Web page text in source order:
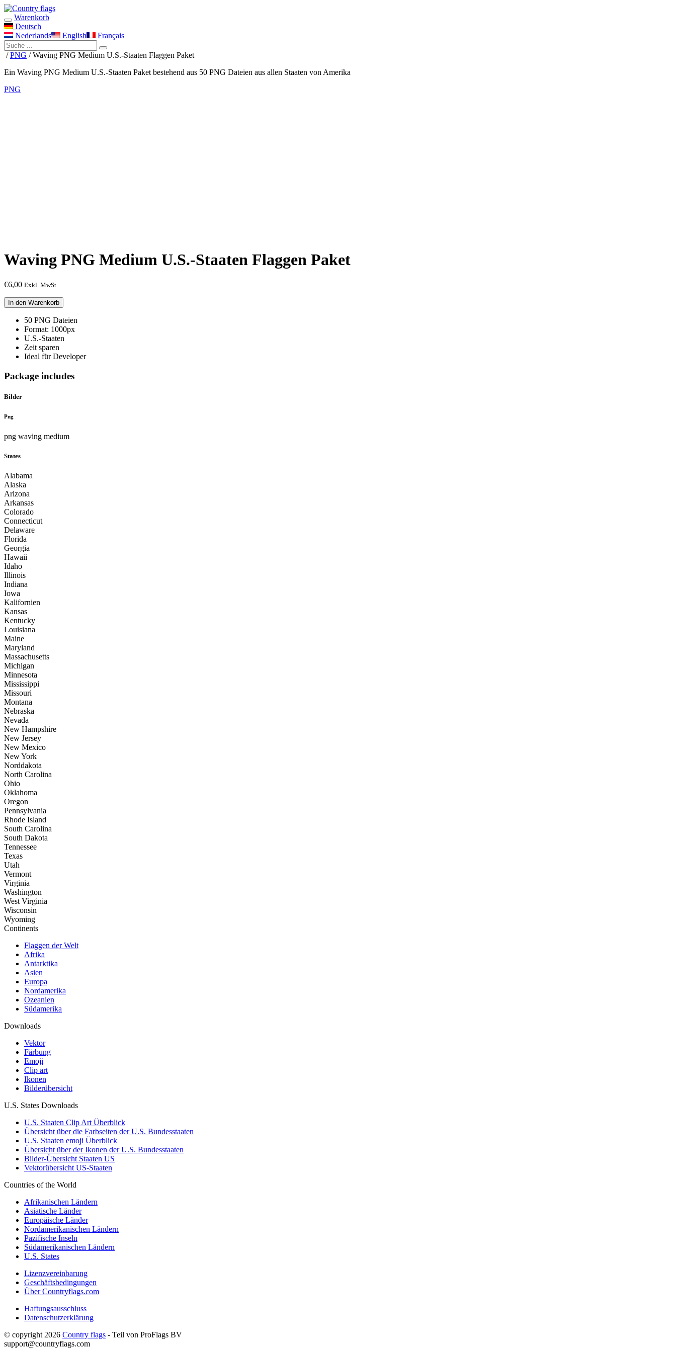
Warenkorb
Deutsch
Nederlands
English Français
/PNG / Waving PNG Medium U.S.-Staaten Flaggen Paket
Ein Waving PNG Medium U.S.-Staaten Paket bestehend aus 50 PNG Dateien aus allen Staaten von Amerika
PNG
Waving PNG Medium U.S.-Staaten Flaggen Paket
€6,00 Exkl. MwSt
Waving
PNG
Medium
U.S.-
Staaten
Flaggen
Paket
In den Warenkorb
50 PNG Dateien
Format: 1000px
U.S.-Staaten
Zeit sparen
Ideal für Developer
Package includes
Bilder
Png
png waving medium
States
Alabama
Alaska
Arizona
Arkansas
Colorado
Connecticut
Delaware
Florida
Georgia
Hawaii
Idaho
Illinois
Indiana
Iowa
Kalifornien
Kansas
Kentucky
Louisiana
Maine
Maryland
Massachusetts
Michigan
Minnesota
Mississippi
Missouri
Montana
Nebraska
Nevada
New Hampshire
New Jersey
New Mexico
New York
Norddakota
North Carolina
Ohio
Oklahoma
Oregon
Pennsylvania
Rhode Island
South Carolina
South Dakota
Tennessee
Texas
Utah
Vermont
Virginia
Washington
West Virginia
Wisconsin
Wyoming
Continents
Flaggen der Welt
Afrika
Antarktika
Asien
Europa
Nordamerika
Ozeanien
Südamerika
Downloads
Vektor
Färbung
Emoji
Clip art
Ikonen
Bilderübersicht
U.S. States Downloads
U.S. Staaten Clip Art Überblick
Übersicht über die Farbseiten der U.S. Bundesstaaten
U.S. Staaten emoji Überblick
Übersicht über der Ikonen der U.S. Bundesstaaten
Bilder-Übersicht Staaten US
Vektorübersicht US-Staaten
Countries of the World
Afrikanischen Ländern
Asiatische Länder
Europäische Länder
Nordamerikanischen Ländern
Pazifische Inseln
Südamerikanischen Ländern
U.S. States
Lizenzvereinbarung
Geschäftsbedingungen
Über Countryflags.com
Haftungsausschluss
Datenschutzerklärung
© copyright 2026 Country flags - Teil von ProFlags BV
support@countryflags.com